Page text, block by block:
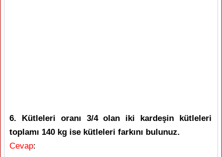
6. Kütleleri oranı 3/4 olan iki kardeşin kütleleri
toplamı 140 kg ise kütleleri farkını bulunuz.
Cevap: